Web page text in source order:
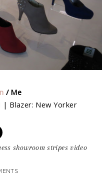
/ Me
| Blazer: New Yorker
showroom stripes video